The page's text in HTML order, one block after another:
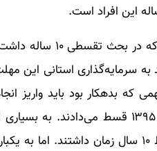
این افراد است.
وی تاکید کرد: سازمان خصوصی‌سازی در دولت قبل، بدون مصوبه و با تفسیر به رای که در بحث
به سرمایه‌گذاری استانی این
بدهکار بود باید واریز
می‌داد؛ زیرا وقتی سهامداران از سال ۱۳۸۵ سهام عدالت دریافت کردند باید تا سال ۱۳۹۵ قسط می‌دادند. به
افراد سال ۱۳۸۹ و ۱۳۹۰ سهام تعلق گرفت که تا سال ۱۴۰۰ این افراد برای واریز قسط ۱۰ سال زمان داشتند. اما به